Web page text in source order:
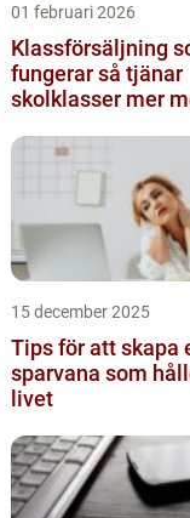
01 februari 2026
Klassförsäljning
fungerar så tjänar
skolklasser mer
15 december 2025
Tips för att skapa
sparvana som
livet